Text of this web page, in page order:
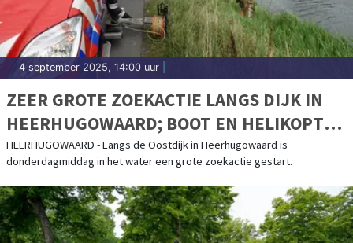
4 september 2025, 14:00 uur
ZEER GROTE ZOEKACTIE LANGS DIJK IN
HEERHUGOWAARD; BOOT EN HELIKOPTER
INGEZET
HEERHUGOWAARD - Langs de Oostdijk in Heerhugowaard is
donderdagmiddag in het water een grote zoekactie gestart.